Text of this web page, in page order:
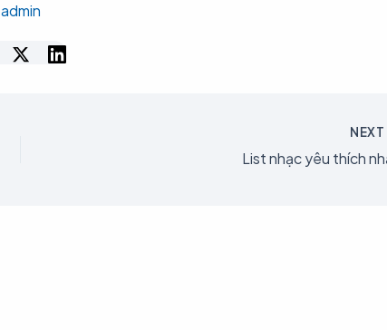
admin
NEXT
List nhạc yêu thích